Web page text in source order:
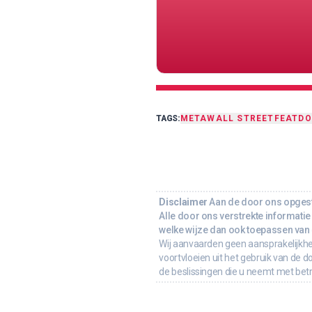
TAGS:METAWALL STREET FEAT
Disclaimer Aan de door ons
Alle door ons verstrekte
welke wijze dan ook toepassen
Wij aanvaarden geen
voortvloeien uit het gebruik van de
de beslissingen die u neemt met